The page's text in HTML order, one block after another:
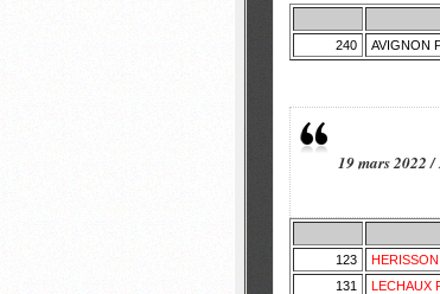
240
AVIGNON
19 mars 2022
123
131
LECHAUX